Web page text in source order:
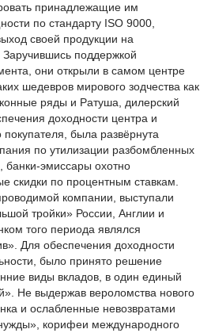
принадлежащие им
по стандарту ISO 9000,
своей продукции на
поддержкой
они открыли в самом центре
шедевров мирового зодчества как
ряды и Ратуша, дилерский
доходности центра и
была развёрнута
по утилизации разбомбленных
эмиссары охотно
скидки по процентным ставкам.
компании, выступали
тройки» России, Англии и
того периода являлся
Для обеспечения доходности
было принято решение
виды вкладов, в один единый
Не выдержав вероломства нового
и ослабленные невозвратами
корифеи международного